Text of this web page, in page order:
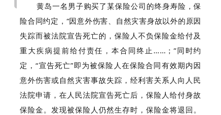
黄岛一名男子购买了某保险公司的终身寿险，保
险合同约定，“因意外伤害、自然灾害身故以外的原因
失踪而被法院宣告死亡的，保险人不负保险金给付及
重大疾病提前给付责任，本合同终止……；”同时约
定，“宣告死亡”即为被保险人在保险合同有效期内因
意外伤害或自然灾害事故失踪，经利害关系人向人民
法院申请，在人民法院宣告死亡后，保险人给付身故
保险金。发现被保险人仍然生存时，保险金将退回。